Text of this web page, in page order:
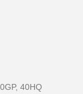
40HQ